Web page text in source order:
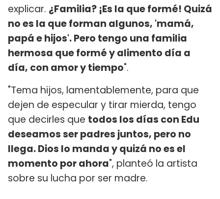
explicar. ¿Familia? ¡Es la que formé! Quizá
no es la que forman algunos, 'mamá,
papá e hijos'. Pero tengo una familia
hermosa que formé y alimento día a
día, con amor y tiempo".
"Tema hijos, lamentablemente, para que
dejen de especular y tirar mierda, tengo
que decirles que todos los días con Edu
deseamos ser padres juntos, pero no
llega. Dios lo manda y quizá no es el
momento por ahora", planteó la artista
sobre su lucha por ser madre.